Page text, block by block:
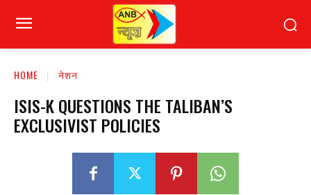
HOME नेशन
ISIS-K QUESTIONS THE TALIBAN’S
EXCLUSIVIST POLICIES